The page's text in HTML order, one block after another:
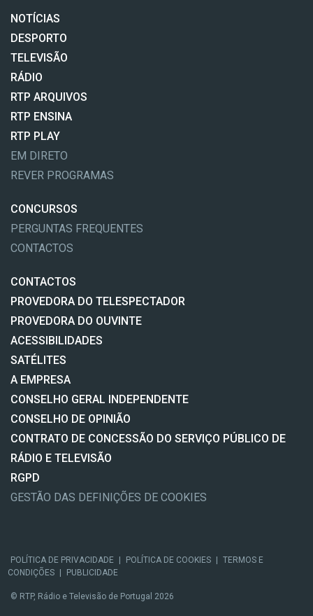
NOTÍCIAS
DESPORTO
TELEVISÃO
RÁDIO
RTP ARQUIVOS
RTP ENSINA
RTP PLAY
EM DIRETO
REVER PROGRAMAS
CONCURSOS
PERGUNTAS FREQUENTES
CONTACTOS
CONTACTOS
PROVEDORA DO TELESPECTADOR
PROVEDORA DO OUVINTE
ACESSIBILIDADES
SATÉLITES
A EMPRESA
CONSELHO GERAL INDEPENDENTE
CONSELHO DE OPINIÃO
CONTRATO DE CONCESSÃO DO SERVIÇO PÚBLICO DE
RÁDIO E TELEVISÃO
RGPD
GESTÃO DAS DEFINIÇÕES DE COOKIES
POLÍTICA DE PRIVACIDADE | POLÍTICA DE COOKIES | TERMOS E
CONDIÇÕES | PUBLICIDADE
© RTP, Rádio e Televisão de Portugal 2026